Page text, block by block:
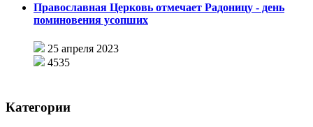
Православная Церковь отмечает Радоницу - день
поминовения усопших
25 апреля 2023
4535
Категории